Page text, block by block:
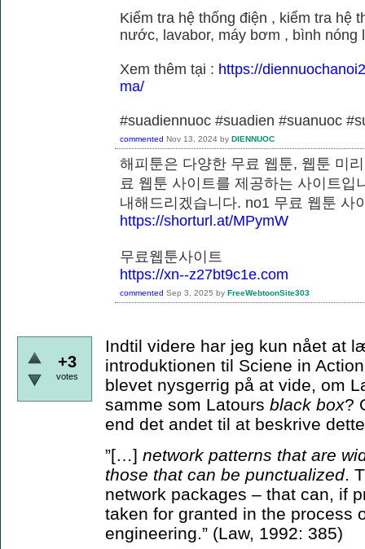
Kiểm tra hệ thống điện , kiểm tra hệ
nước, lavabor, máy bơm , bình nóng
Xem thêm tại : https://
ma/
#suadiennuoc #suadien #suanuoc
commented Nov 13, 2024 by DIENNUOC
해피툰은 다양한 무료 웹툰, 웹툰 미
료 웹툰 사이트를 제공하는 사이트
내해드리겠습니다. no1 무료 웹
https://shorturl.at/MPymW
무료웹툰사이트
https://xn--z27bt9c1e.com
commented Sep 3, 2025 by FreeWebtoonSite303
+3
votes
Indtil videre har jeg kun nået at
introduktionen til Sciene in
blevet nysgerrig på at vide, om
samme som Latours black box?
end det andet til at beskrive
”[…] network patterns that are
those that can be punctualized.
network packages – that can, if
taken for granted in the process
engineering.” (Law, 1992: 385)